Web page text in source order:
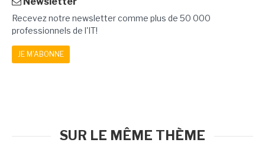
Recevez notre newsletter comme plus de 50 000
professionnels de l'IT!
JE M'ABONNE
SUR LE MÊME THÈME